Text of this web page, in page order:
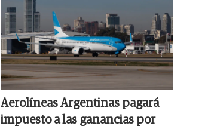
Aerolíneas Argentinas pagará
impuesto a las ganancias por